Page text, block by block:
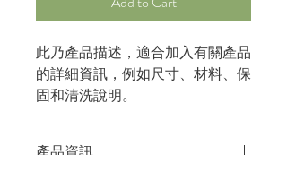
此乃產品描述，適合加入有關產品
的詳細資訊，例如尺寸、材料、保
固和清洗說明。
產品資訊